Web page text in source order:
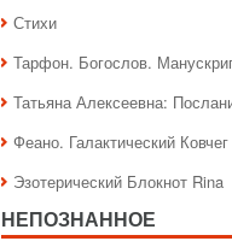
Стихи
Тарфон. Богослов.
Татьяна Алексеевна:
Феано. Галактический Ковчег
Эзотерический Блокнот Rina
НЕПОЗНАННОЕ